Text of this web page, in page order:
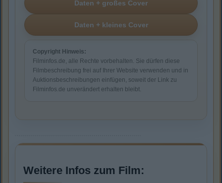
Copyright Hinweis:
Filminfos.de, alle Rechte vorbehalten. Sie dürfen diese
Filmbeschreibung frei auf Ihrer Website verwenden und in
Auktionsbeschreibungen einfügen, soweit der Link zu
Filminfos.de unverändert erhalten bleibt.
Weitere Infos zum Film: